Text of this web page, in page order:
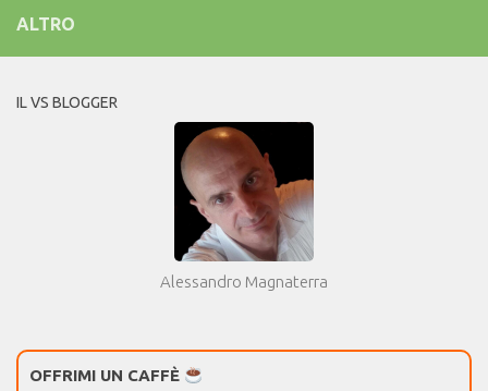
ALTRO
IL VS BLOGGER
Alessandro Magnaterra
OFFRIMI UN CAFFÈ